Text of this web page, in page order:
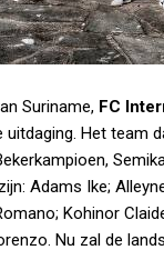
Suriname, FC
Het team
Adams Ike;
Kohinor
Nu zal de